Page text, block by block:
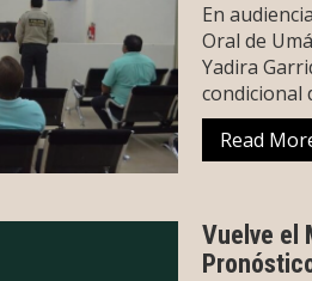
En
Oral de
Yadira
condicional
Read
Vuelve el